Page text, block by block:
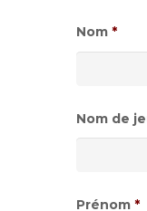
Nom *
Nom de
Prénom *